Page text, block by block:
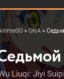
»ONA »
Liuqi: Jiyi